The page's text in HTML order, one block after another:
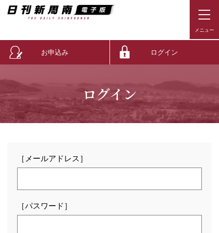
お申込み ログイン
ログイン
［メールアドレス］
［パスワード］